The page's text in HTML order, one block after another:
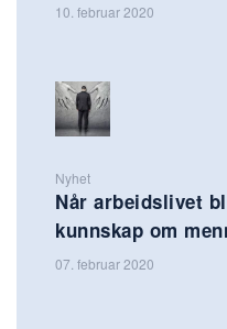
10. februar 2020
Nyhet
Når arbeidslivet
kunnskap om
07. februar 2020